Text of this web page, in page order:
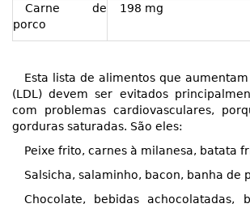
Carne de
porco
198 mg
Esta lista de alimentos que
(LDL) devem ser evitados
com problemas cardiovasculares,
gorduras saturadas. São eles:
Peixe frito, carnes à milanesa, batata
Salsicha, salaminho, bacon, banha de
Chocolate, bebidas achocolatadas,